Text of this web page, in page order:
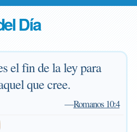
Día
el fin de la ley para
que cree.
—Romanos 10:4